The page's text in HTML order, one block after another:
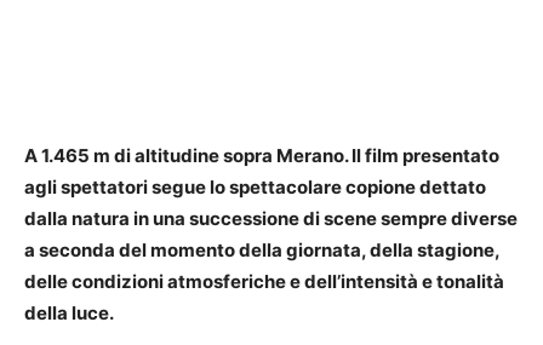
A 1.465 m di altitudine sopra Merano. Il film presentato
agli spettatori segue lo spettacolare copione dettato
dalla natura in una successione di scene sempre diverse
a seconda del momento della giornata, della stagione,
delle condizioni atmosferiche e dell’intensità e tonalità
della luce.